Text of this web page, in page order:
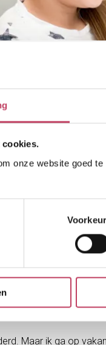
cookies.
onze website goed
Dat proberen wij zo
ook
de enige oplossing.
plannen zijn voor
voor iedereen
voor een
tuin doet u ook zelf.
uw woning
Maar ik ga op